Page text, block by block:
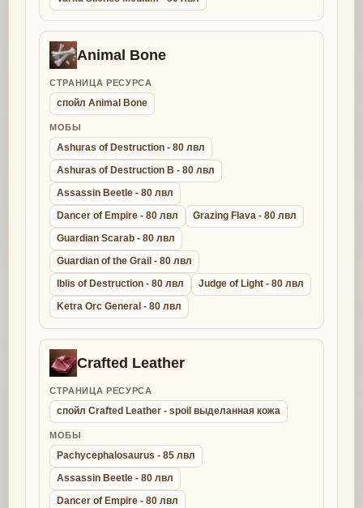
Animal Bone
СТРАНИЦА РЕСУРСА
спойл Animal Bone
МОБЫ
Ashuras of Destruction - 80 лвл
Ashuras of Destruction B - 80 лвл
Assassin Beetle - 80 лвл
Dancer of Empire - 80 лвл
Grazing Flava - 80 лвл
Guardian Scarab - 80 лвл
Guardian of the Grail - 80 лвл
Iblis of Destruction - 80 лвл
Judge of Light - 80 лвл
Ketra Orc General - 80 лвл
Crafted Leather
СТРАНИЦА РЕСУРСА
спойл Crafted Leather - spoil выделанная кожа
МОБЫ
Pachycephalosaurus - 85 лвл
Assassin Beetle - 80 лвл
Dancer of Empire - 80 лвл